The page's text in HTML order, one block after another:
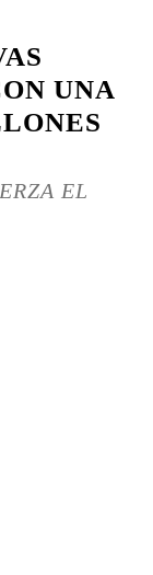
UNA
EL